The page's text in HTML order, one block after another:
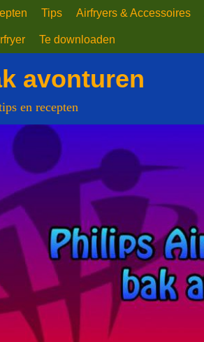
Tips Airfryers & Accessoires
Te downloaden
avonturen
en recepten